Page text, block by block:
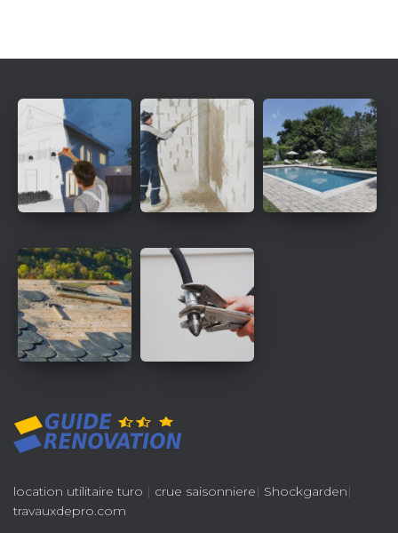
location utilitaire turo | crue saisonniere| Shockgarden|
travauxdepro.com